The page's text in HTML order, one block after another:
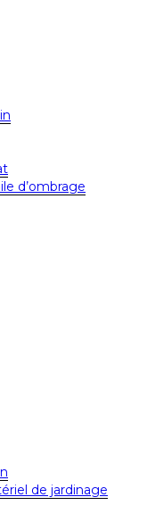
d’ombrage
de jardinage